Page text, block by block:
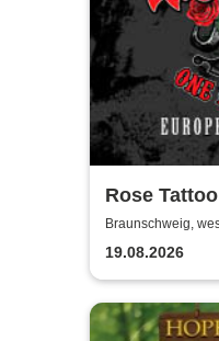
Rose
Outlaws –
Braunschweig,
19.08.2026